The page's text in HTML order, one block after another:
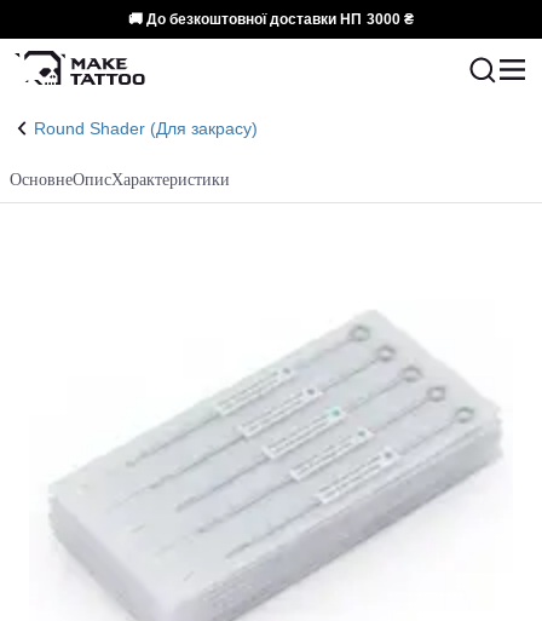
🚚 До безкоштовної доставки НП 3000 ₴
Round Shader (Для закрасу)
ОсновнеОписХарактеристики